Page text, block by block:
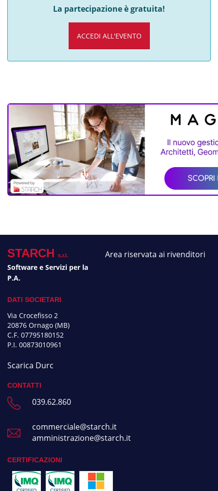
La partecipazione è gratuita!
ACCEDI ALL'EVENTO
STARCH s.r.l.
Software e Servizi per la
P.A.
Area riservata ai rivenditori
DATI SOCIETARI
Via Crocefisso 2
20876 Ornago (MB)
C.F. 07795180152
P.I. 00873010961
Scarica Durc
CONTATTI
039.62.860
commerciale@starch.it
amministrazione@starch.it
CERTIFICAZIONI